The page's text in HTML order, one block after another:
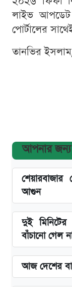
লাইভ
পোর্টালের
তানভির
আপনার জন্য
শেয়ারবাজার
আগুন
দুই
বাঁচানো গেল
আজ দেশের